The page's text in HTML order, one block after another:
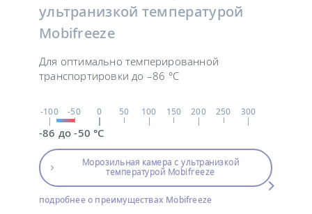
ультранизкой температурой
Mobifreeze
Для оптимально темперированной
транспортировки до –86 °C
-100 -50 0 50 100 150 200 250 300
-86 до -50 °C
Морозильная камера с ультранизкой
температурой Mobifreeze
подробнее о преимуществах Mobifreeze